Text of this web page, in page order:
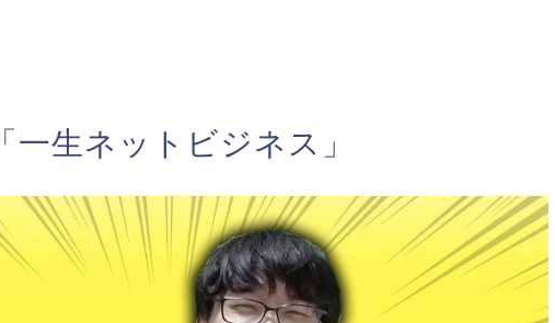
生ネットビジネス」